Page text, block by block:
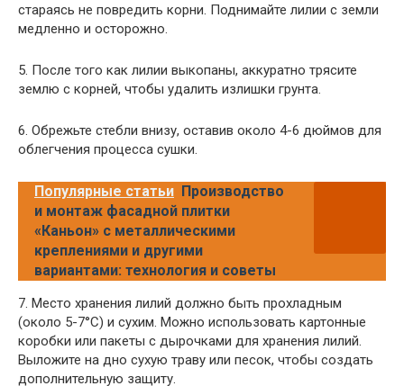
стараясь не повредить корни. Поднимайте лилии с земли
медленно и осторожно.
5. После того как лилии выкопаны, аккуратно трясите
землю с корней, чтобы удалить излишки грунта.
6. Обрежьте стебли внизу, оставив около 4-6 дюймов для
облегчения процесса сушки.
Популярные статьи Производство
и монтаж фасадной плитки
«Каньон» с металлическими
креплениями и другими
вариантами: технология и советы
7. Место хранения лилий должно быть прохладным
(около 5-7°C) и сухим. Можно использовать картонные
коробки или пакеты с дырочками для хранения лилий.
Выложите на дно сухую траву или песок, чтобы создать
дополнительную защиту.